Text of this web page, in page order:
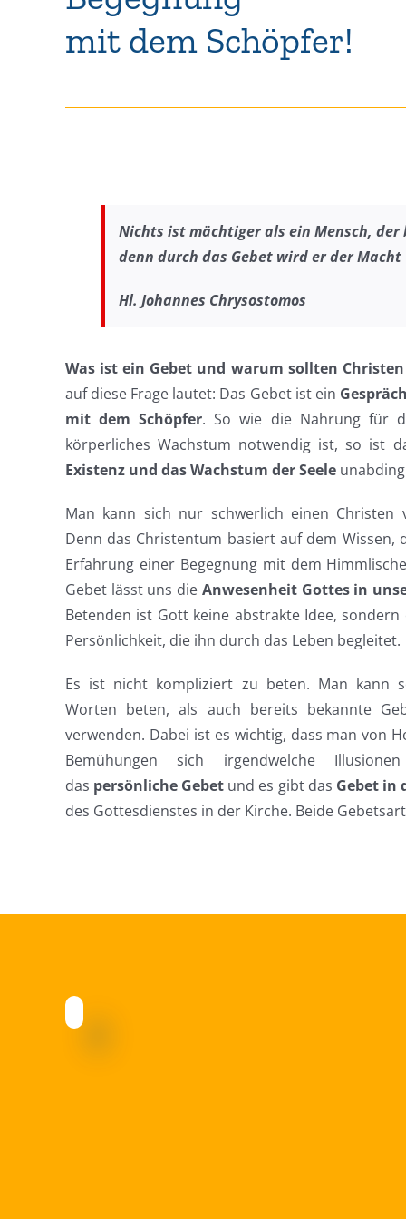
mit dem Schöpfer!
Nichts ist mächtiger als ein Mensch, der
denn durch das Gebet wird er der
Hl. Johannes Chrysostomos
Was ist ein Gebet und warum sollten
auf diese Frage lautet: Das Gebet ist ein
mit dem Schöpfer. So wie die Nahrung für
körperliches Wachstum notwendig ist, so ist
Existenz und das Wachstum der Seele
Man kann sich nur schwerlich einen
Denn das Christentum basiert auf dem Wissen,
Erfahrung einer Begegnung mit dem
Gebet lässt uns die Anwesenheit Gottes in
Betenden ist Gott keine abstrakte Idee,
Persönlichkeit, die ihn durch das Leben begleitet.
Es ist nicht kompliziert zu beten. Man kann
Worten beten, als auch bereits bekannte
verwenden. Dabei ist es wichtig, dass man von
Bemühungen sich irgendwelche
das persönliche Gebetund es gibt das Gebet in
des Gottesdienstes in der Kirche. Beide